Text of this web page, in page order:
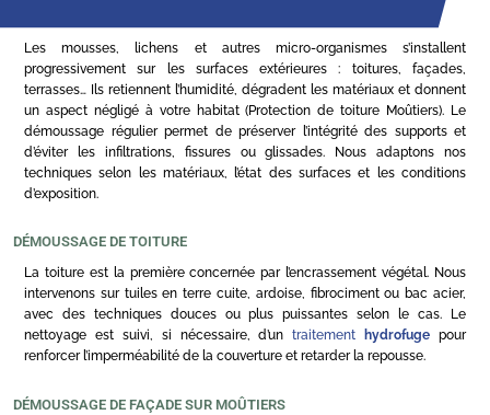
Les mousses, lichens et autres micro-organismes s’installent
progressivement sur les surfaces extérieures : toitures, façades,
terrasses… Ils retiennent l’humidité, dégradent les matériaux et donnent
un aspect négligé à votre habitat (Protection de toiture Moûtiers). Le
démoussage régulier permet de préserver l’intégrité des supports et
d’éviter les infiltrations, fissures ou glissades. Nous adaptons nos
techniques selon les matériaux, l’état des surfaces et les conditions
d’exposition.
DÉMOUSSAGE DE TOITURE
La toiture est la première concernée par l’encrassement végétal. Nous
intervenons sur tuiles en terre cuite, ardoise, fibrociment ou bac acier,
avec des techniques douces ou plus puissantes selon le cas. Le
nettoyage est suivi, si nécessaire, d’untraitement hydrofuge pour
renforcer l’imperméabilité de la couverture et retarder la repousse.
DÉMOUSSAGE DE FAÇADE SUR MOÛTIERS